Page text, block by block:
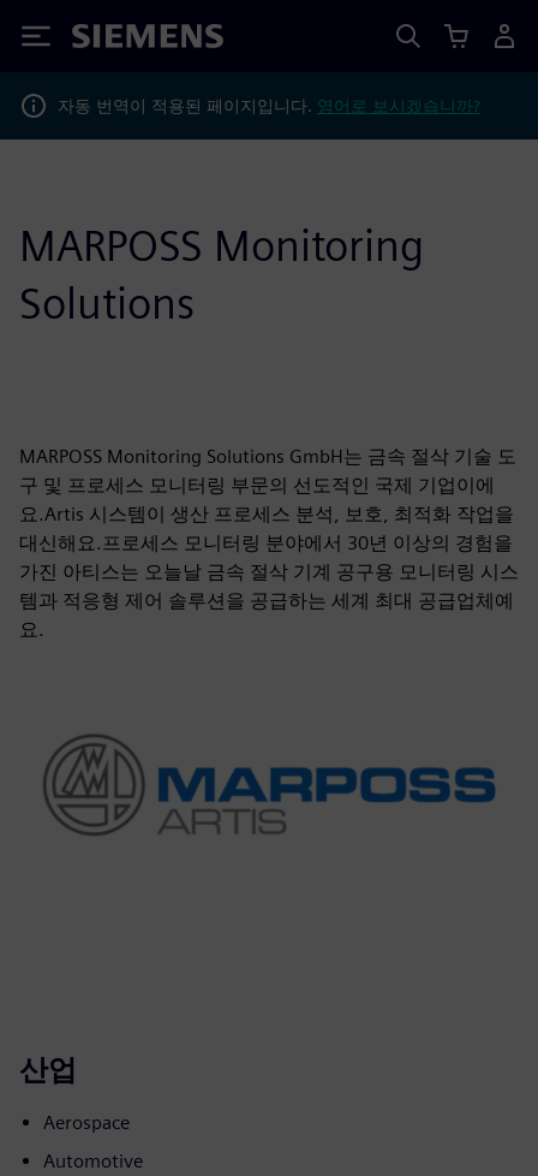
Siemens
자동 번역이 적용된 페이지입니다. 영어로 보시겠습니까?
MARPOSS Monitoring
Solutions
MARPOSS Monitoring Solutions GmbH는 금속 절삭 기술 도
구 및 프로세스 모니터링 부문의 선도적인 국제 기업이에
요.Artis 시스템이 생산 프로세스 분석, 보호, 최적화 작업을
대신해요.프로세스 모니터링 분야에서 30년 이상의 경험을
가진 아티스는 오늘날 금속 절삭 기계 공구용 모니터링 시스
템과 적응형 제어 솔루션을 공급하는 세계 최대 공급업체예
요.
산업
Aerospace
Automotive